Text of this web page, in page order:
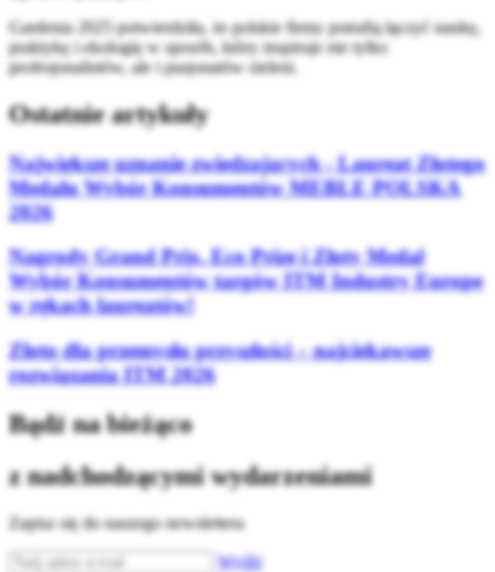
Gardenia 2025 potwierdziła, że polskie firmy potrafią łączyć naukę,
praktykę i ekologię w sposób, który inspiruje nie tylko
profesjonalistów, ale i pasjonatów zieleni.
Ostatnie artykuły
Największe uznanie zwiedzających - Laureat Złotego
Medalu Wybór Konsumentów MEBLE POLSKA
2026
Nagrody Grand Prix, Eco Prize i Złoty Medal
Wybór Konsumentów targów ITM Industry Europe
w rękach laureatów!
Złoto dla przemysłu przyszłości – najciekawsze
rozwiązania ITM 2026
Bądź na bieżąco
z nadchodzącymi wydarzeniami
Zapisz się do naszego newslettera
Wyślij